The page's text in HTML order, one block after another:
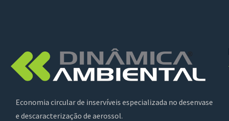
Economia circular de inservíveis especializada no desenvase
e descaracterização de aerossol.